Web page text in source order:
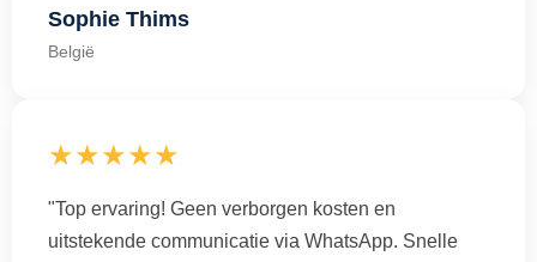
Sophie Thims
België
★★★★★
"Top ervaring! Geen verborgen kosten en
uitstekende communicatie via WhatsApp. Snelle